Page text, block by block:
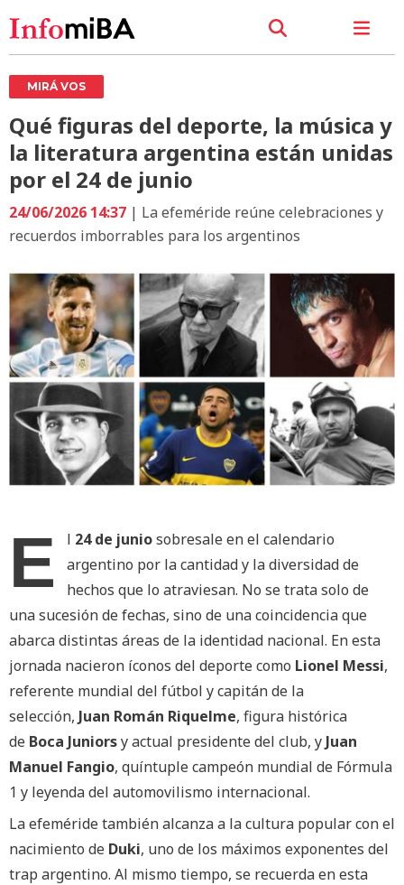
MIRÁ VOS
Qué figuras del deporte, la música y
la literatura argentina están unidas
por el 24 de junio
24/06/2026 14:37 | La efeméride reúne celebraciones y
recuerdos imborrables para los argentinos
E l 24 de juniosobresale en el calendario
argentino por la cantidad y la diversidad de
hechos que lo atraviesan. No se trata solo de
una sucesión de fechas, sino de una coincidencia que
abarca distintas áreas de la identidad nacional. En esta
jornada nacieron íconos del deporte como Lionel Messi,
referente mundial del fútbol y capitán de la
selección, Juan Román Riquelme, figura histórica
de Boca Juniorsy actual presidente del club, y Juan
Manuel Fangio, quíntuple campeón mundial de Fórmula
1 y leyenda del automovilismo internacional.
La efeméride también alcanza a la cultura popular con el
nacimiento de Duki, uno de los máximos exponentes del
trap argentino. Al mismo tiempo, se recuerda en esta